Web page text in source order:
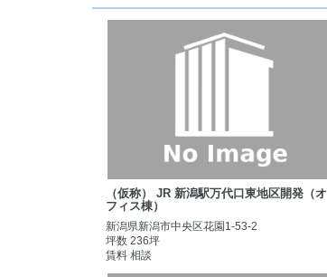
（仮称） JR 新潟駅万代口東地区開発（オ
フィス棟）
新潟県新潟市中央区花園1-53-2
坪数 236坪
賃料 相談